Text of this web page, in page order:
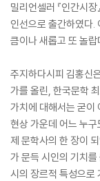
밀리언셀러 『인간시
인선으로 출간하였다.
큼이나 새롭고 또 놀랍
주지하다시피 김홍신
가를 올린, 한국문학
가치에 대해서는 굳이
현상 가운데 어느 누
제 문학사의 한 장이
가 문득 시인의 기치
시의 장르적 특성으로